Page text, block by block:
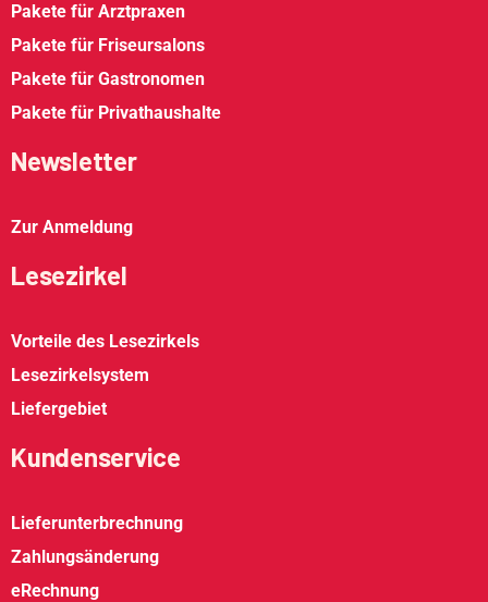
Pakete für Arztpraxen
Pakete für Friseursalons
Pakete für Gastronomen
Pakete für Privathaushalte
Newsletter
Zur Anmeldung
Lesezirkel
Vorteile des Lesezirkels
Lesezirkelsystem
Liefergebiet
Kundenservice
Lieferunterbrechnung
Zahlungsänderung
eRechnung